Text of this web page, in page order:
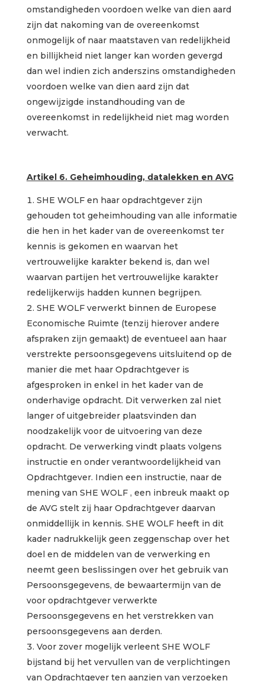
omstandigheden voordoen welke van dien aard
zijn dat nakoming van de overeenkomst
onmogelijk of naar maatstaven van redelijkheid
en billijkheid niet langer kan worden gevergd
dan wel indien zich anderszins omstandigheden
voordoen welke van dien aard zijn dat
ongewijzigde instandhouding van de
overeenkomst in redelijkheid niet mag worden
verwacht.
Artikel 6. Geheimhouding, datalekken en AVG
SHE WOLF en haar opdrachtgever zijn
gehouden tot geheimhouding van alle informatie
die hen in het kader van de overeenkomst ter
kennis is gekomen en waarvan het
vertrouwelijke karakter bekend is, dan wel
waarvan partijen het vertrouwelijke karakter
redelijkerwijs hadden kunnen begrijpen.
SHE WOLF verwerkt binnen de Europese
Economische Ruimte (tenzij hierover andere
afspraken zijn gemaakt) de eventueel aan haar
verstrekte persoonsgegevens uitsluitend op de
manier die met haar Opdrachtgever is
afgesproken in enkel in het kader van de
onderhavige opdracht. Dit verwerken zal niet
langer of uitgebreider plaatsvinden dan
noodzakelijk voor de uitvoering van deze
opdracht. De verwerking vindt plaats volgens
instructie en onder verantwoordelijkheid van
Opdrachtgever. Indien een instructie, naar de
mening van SHE WOLF , een inbreuk maakt op
de AVG stelt zij haar Opdrachtgever daarvan
onmiddellijk in kennis. SHE WOLF heeft in dit
kader nadrukkelijk geen zeggenschap over het
doel en de middelen van de verwerking en
neemt geen beslissingen over het gebruik van
Persoonsgegevens, de bewaartermijn van de
voor opdrachtgever verwerkte
Persoonsgegevens en het verstrekken van
persoonsgegevens aan derden.
Voor zover mogelijk verleent SHE WOLF
bijstand bij het vervullen van de verplichtingen
van Opdrachtgever ten aanzien van verzoeken